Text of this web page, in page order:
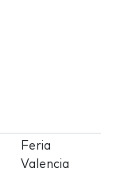
Feria
Valencia